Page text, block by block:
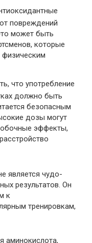
повреждений
может быть
которые
физическим
что употребление
должно быть
безопасным
дозы могут
эффекты,
является чудо-
результатов. Он
к
тренировкам,
аминокислота,